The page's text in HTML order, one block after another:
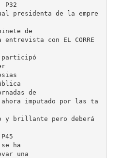
P32
presidenta de la empre
de
con EL CORRE
participó
de
ahora imputado por las ta
y brillante pero deberá
ha
una